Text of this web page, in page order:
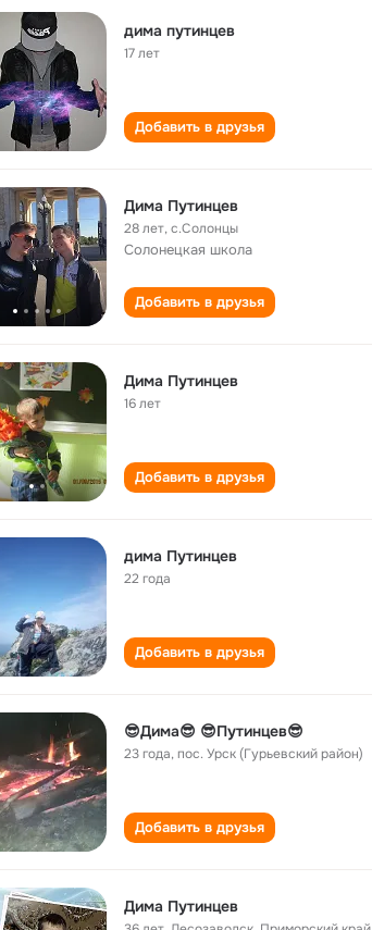
дима путинцев
17 лет
Добавить в друзья
Дима Путинцев
28 лет,с.Солонцы
Солонецкая школа
Добавить в друзья
Дима Путинцев
16 лет
Добавить в друзья
дима Путинцев
22 года
Добавить в друзья
😎Дима😎 😎Путинцев😎
23 года,пос. Урск (Гурьевский район)
Добавить в друзья
Дима Путинцев